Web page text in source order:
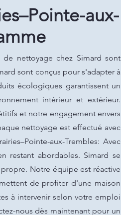
aux-
de nettoyage chez Simard sont
sont conçus pour s'adapter à
écologiques garantissent un
intérieur et extérieur.
et notre engagement envers
nettoyage est effectué avec
aux-Trembles: Avec
restant abordables. Simard se
Notre équipe est réactive
de profiter d'une maison
à intervenir selon votre emploi
nous dès maintenant pour un